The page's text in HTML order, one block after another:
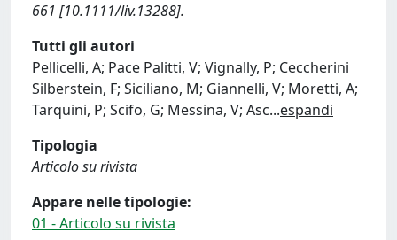
661 [10.1111/liv.13288].
Tutti gli autori
Pellicelli, A; Pace Palitti, V; Vignally, P; Ceccherini
Silberstein, F; Siciliano, M; Giannelli, V; Moretti, A;
Tarquini, P; Scifo, G; Messina, V; Asc...espandi
Tipologia
Articolo su rivista
Appare nelle tipologie:
01 - Articolo su rivista